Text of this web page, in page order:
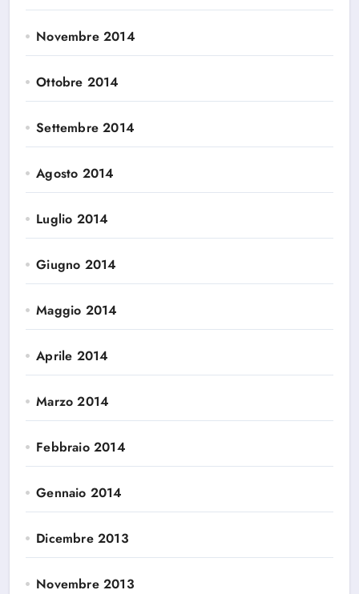
Novembre 2014
Ottobre 2014
Settembre 2014
Agosto 2014
Luglio 2014
Giugno 2014
Maggio 2014
Aprile 2014
Marzo 2014
Febbraio 2014
Gennaio 2014
Dicembre 2013
Novembre 2013